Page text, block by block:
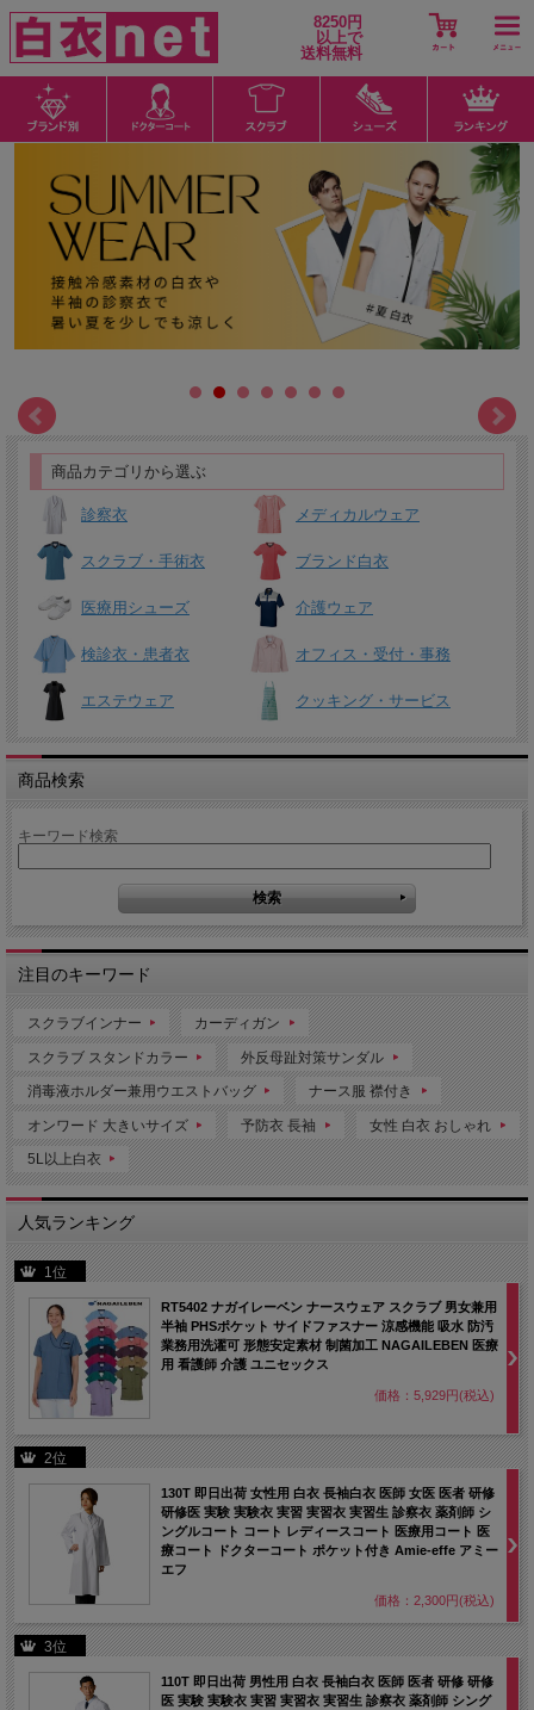
8250円
以上で
送料無料
商品カテゴリから選ぶ
診察衣 メディカルウェア
スクラブ・手術衣 ブランド白衣
医療用シューズ 介護ウェア
検診衣・患者衣 オフィス・受付・事務
エステウェア クッキング・サービス
商品検索
キーワード検索
注目のキーワード
スクラブインナー カーディガン
スクラブ スタンドカラー 外反母趾対策サンダル
消毒液ホルダー兼用ウエストバッグ ナース服 襟付き
オンワード 大きいサイズ 予防衣 長袖 女性 白衣 おしゃれ
5L以上白衣
人気ランキング
1位
RT5402 ナガイレーベン ナースウェア スクラブ 男女兼用
半袖 PHSポケット サイドファスナー 涼感機能 吸水 防汚
業務用洗濯可 形態安定素材 制菌加工 NAGAILEBEN 医療
用 看護師 介護 ユニセックス
価格：5,929円(税込)
2位
130T 即日出荷 女性用 白衣 長袖白衣 医師 女医 医者 研修
研修医 実験 実験衣 実習 実習衣 実習生 診察衣 薬剤師 シ
ングルコート コート レディースコート 医療用コート 医
療コート ドクターコート ポケット付き Amie-effe アミー
エフ
価格：2,300円(税込)
3位
110T 即日出荷 男性用 白衣 長袖白衣 医師 医者 研修 研修
医 実験 実験衣 実習 実習衣 実習生 診察衣 薬剤師 シング